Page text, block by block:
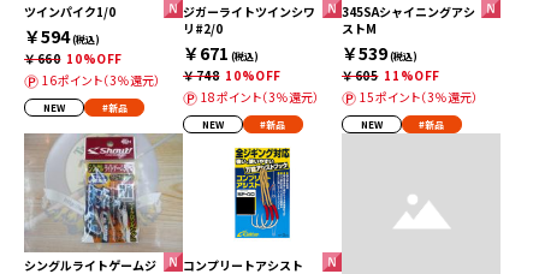
ツインパイク1/0
￥594(税込)
￥660 10%OFF
16ポイント（3％還元）
NEW #新品
ジガーライトツインシワ
リ#2/0
￥671 (税込)
￥748 10%OFF
18ポイント（3％還元）
NEW #新品
345SAシャイニングアシ
ストM
￥539(税込)
￥605 11%OFF
15ポイント（3％還元）
NEW #新品
シングルライトゲームジ
コンプリートアシスト